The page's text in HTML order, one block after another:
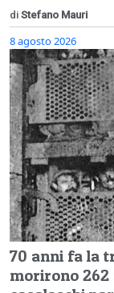
di Stefano Mauri
8 agosto 2026
70 anni fa la
morirono 262